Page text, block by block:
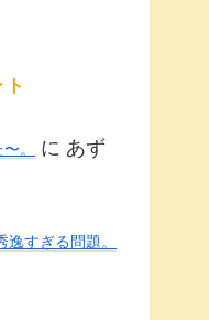
。 に あず
すぎる問題。